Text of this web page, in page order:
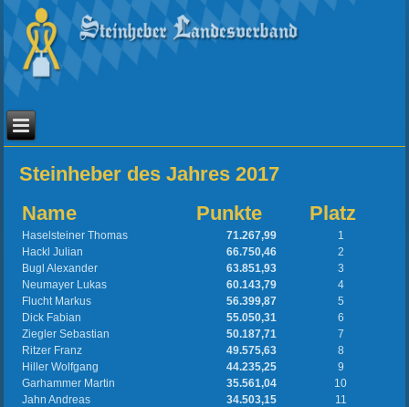
Steinheber des Jahres 2017
Name
Punkte Platz
Haselsteiner Thomas 71.267,99
1
Hackl Julian
66.750,46
2
Bugl Alexander
63.851,93
3
Neumayer Lukas
60.143,79
4
Flucht Markus
56.399,87
5
Dick Fabian
55.050,31
6
Ziegler Sebastian
50.187,71
7
Ritzer Franz
49.575,63
8
Hiller Wolfgang
44.235,25
9
Garhammer Martin
35.561,04
10
Jahn Andreas
34.503,15
11